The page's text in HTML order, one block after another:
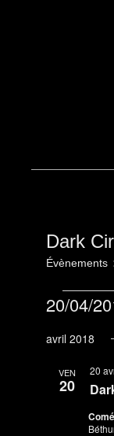
Dark
Évènements
20/04/
une
date.
avril 2018
VEN
20
20